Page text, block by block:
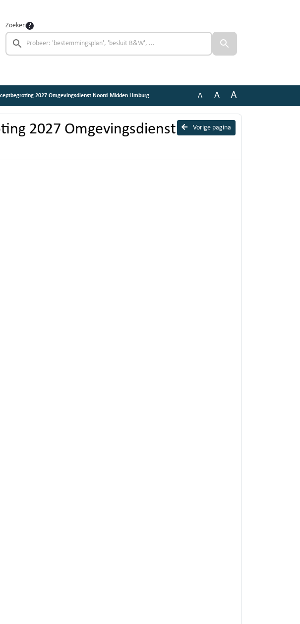
Zoeken
2027 Omgevingsdienst Noord-Midden Limburg A A A
Vorige pagina
2027 Omgevingsdienst